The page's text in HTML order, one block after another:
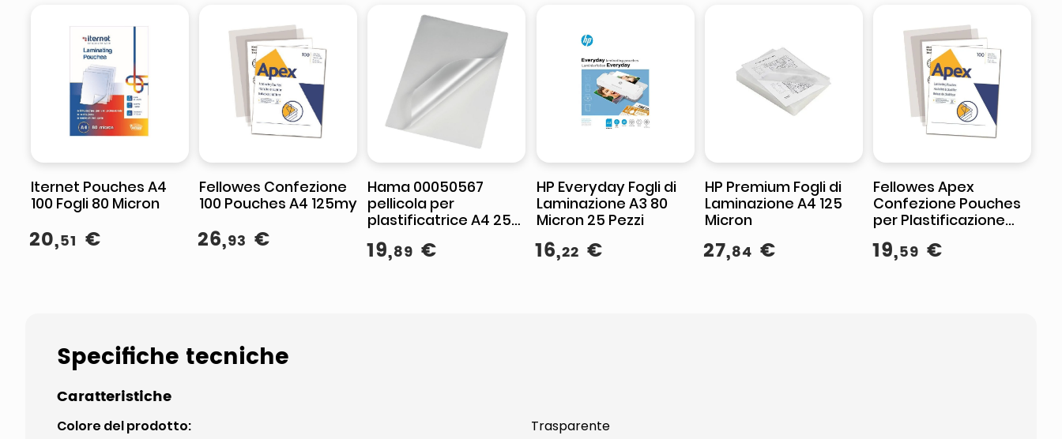
Iternet Pouches A4
100 Fogli 80 Micron
20,51 €
Fellowes Confezione
100 Pouches A4 125my
26,93 €
Hama 00050567
pellicola per
plastificatrice A4 25
pz
19,89 €
HP Everyday Fogli di
Laminazione A3 80
Micron 25 Pezzi
16,22 €
HP Premium Fogli di
Laminazione A4 125
Micron
27,84 €
Fellowes Apex
Confezione Pouches
per Plastificazione
Formato A4 100 Pezzi
19,59 €
Specifiche tecniche
Caratteristiche
Colore del prodotto: Trasparente